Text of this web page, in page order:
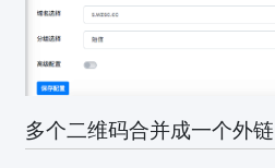
多个二维码合并成一个外链